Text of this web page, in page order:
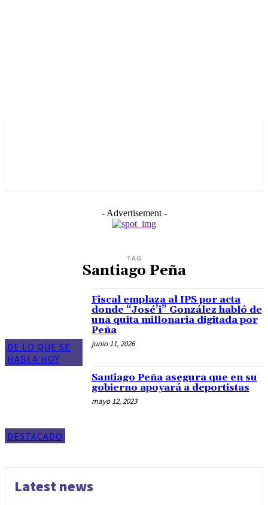
- Advertisement -
TAG
Santiago Peña
DE LO QUE SE
HABLA HOY
Fiscal emplaza al IPS por acta
donde “José’i” González habló de
una quita millonaria digitada por
Peña
junio 11, 2026
DESTACADO
Santiago Peña asegura que en su
gobierno apoyará a deportistas
mayo 12, 2023
Latest news